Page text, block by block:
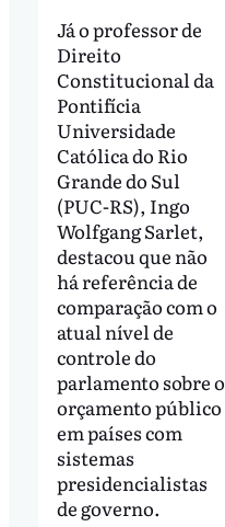
Já o professor de
Direito
Constitucional da
Pontifícia
Universidade
Católica do Rio
Grande do Sul
(PUC-RS), Ingo
Wolfgang Sarlet,
destacou que não
há referência de
comparação com o
atual nível de
controle do
parlamento sobre o
orçamento público
em países com
sistemas
presidencialistas
de governo.